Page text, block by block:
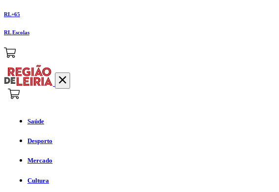
RL+65
RL Escolas
Saúde
Desporto
Mercado
Cultura